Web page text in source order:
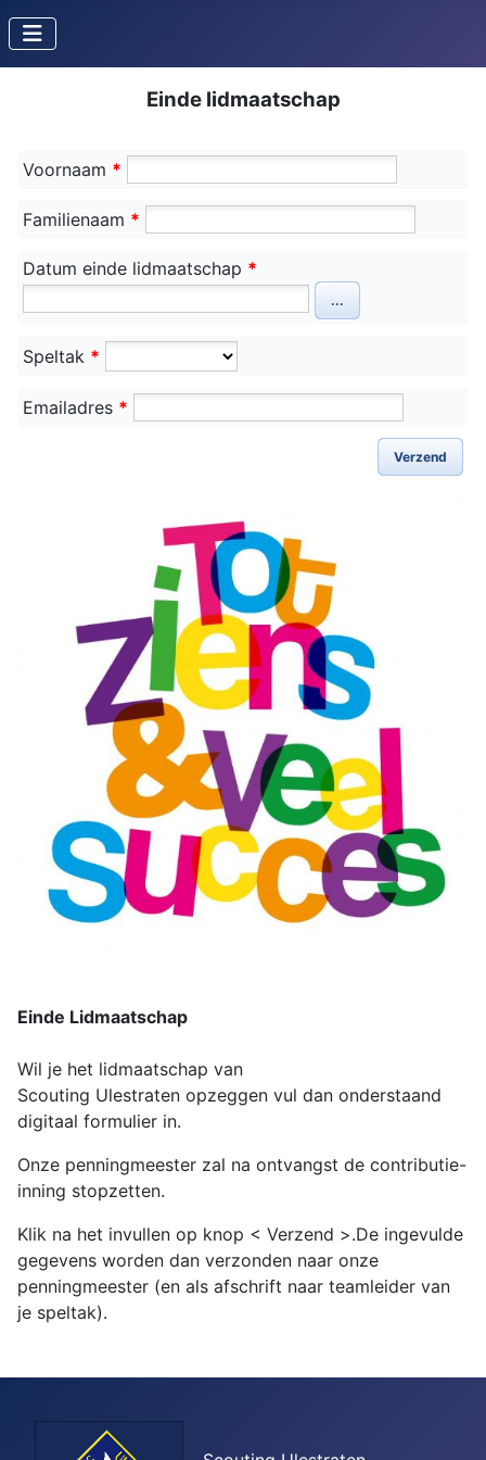
Einde Lidmaatschap
Wil je het lidmaatschap van
Scouting Ulestraten opzeggen vul dan onderstaand
digitaal formulier in.
Onze penningmeester zal na ontvangst de contributie-
inning stopzetten.
Klik na het invullen op knop < Verzend >.De ingevulde
gegevens worden dan verzonden naar onze
penningmeester (en als afschrift naar teamleider van
je speltak).
Einde lidmaatschap
Voornaam *
Familienaam *
Datum einde lidmaatschap *
...
Speltak *
Emailadres *
Verzend